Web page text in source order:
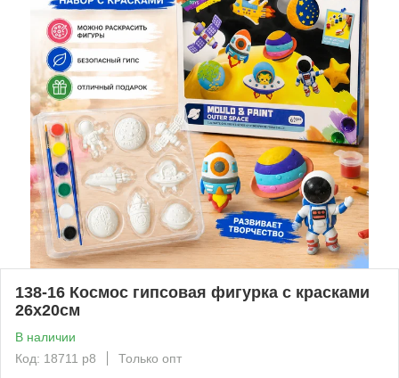
138-16 Космос гипсовая фигурка с красками
26х20см
В наличии
Код: 18711 р8
Только опт